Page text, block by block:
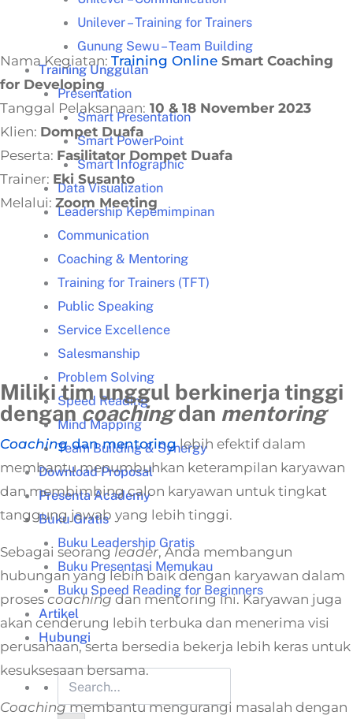
Unilever – Training for Trainers
Gunung Sewu – Team Building
Training Unggulan
Presentation
Smart Presentation
Smart PowerPoint
Smart Infographic
Data Visualization
Leadership Kepemimpinan
Communication
Coaching & Mentoring
Training for Trainers (TFT)
Public Speaking
Service Excellence
Salesmanship
Problem Solving
Speed Reading
Mind Mapping
Team Building & Synergy
Download Proposal
Presenta Academy
Buku Gratis
Buku Leadership Gratis
Buku Presentasi Memukau
Buku Speed Reading for Beginners
Artikel
Hubungi
Nama Kegiatan: Training Online Smart Coaching
for Developing
Tanggal Pelaksanaan: 10 & 18 November 2023
Klien: Dompet Duafa
Peserta: Fasilitator Dompet Duafa
Trainer: Eki Susanto
Melalui: Zoom Meeting
Miliki tim unggul berkinerja tinggi
dengancoachingdan mentoring
Coachingdan mentoringlebih efektif dalam
membantu menumbuhkan keterampilan karyawan
dan membimbing calon karyawan untuk tingkat
tanggung jawab yang lebih tinggi.
Sebagai seorangleader, Anda membangun
hubungan yang lebih baik dengan karyawan dalam
proses coachingdan mentoring ini. Karyawan juga
akan cenderung lebih terbuka dan menerima visi
perusahaan, serta bersedia bekerja lebih keras untuk
kesuksesaan bersama.
Coachingmembantu mengurangi masalah dengan